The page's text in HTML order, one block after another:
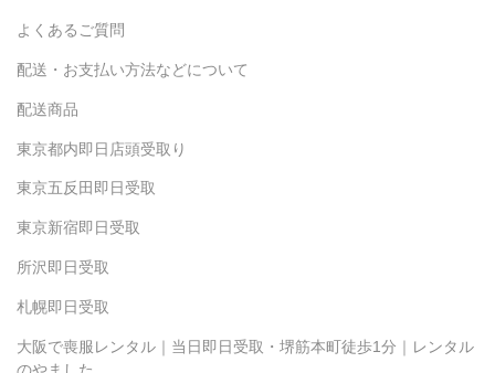
よくあるご質問
配送・お支払い方法などについて
配送商品
東京都内即日店頭受取り
東京五反田即日受取
東京新宿即日受取
所沢即日受取
札幌即日受取
大阪で喪服レンタル｜当日即日受取・堺筋本町徒歩1分｜レンタル